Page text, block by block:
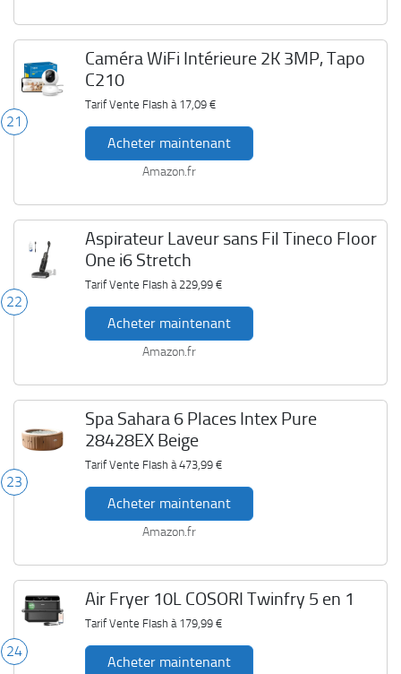
21
Caméra WiFi Intérieure 2K 3MP, Tapo
C210
Tarif Vente Flash à 17,09 €
Acheter maintenant
Amazon.fr
22
Aspirateur Laveur sans Fil Tineco Floor
One i6 Stretch
Tarif Vente Flash à 229,99 €
Acheter maintenant
Amazon.fr
23
Spa Sahara 6 Places Intex Pure
28428EX Beige
Tarif Vente Flash à 473,99 €
Acheter maintenant
Amazon.fr
24
Air Fryer 10L COSORI Twinfry 5 en 1
Tarif Vente Flash à 179,99 €
Acheter maintenant